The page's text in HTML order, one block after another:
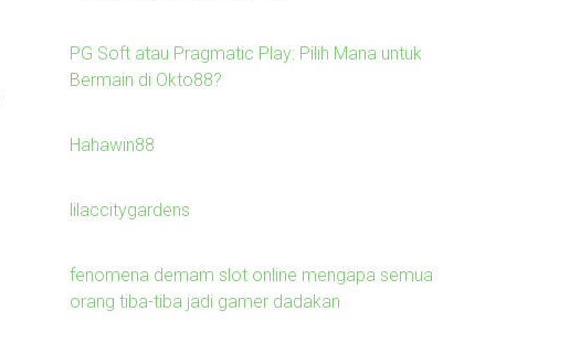
PG Soft atau Pragmatic Play: Pilih Mana untuk
Bermain di Okto88?
Hahawin88
lilaccitygardens
fenomena demam slot online mengapa semua
orang tiba-tiba jadi gamer dadakan